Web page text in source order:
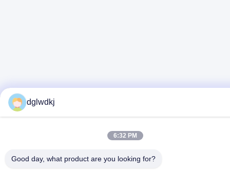
dglwdkj
6:32 PM
Good day, what product are you looking for?